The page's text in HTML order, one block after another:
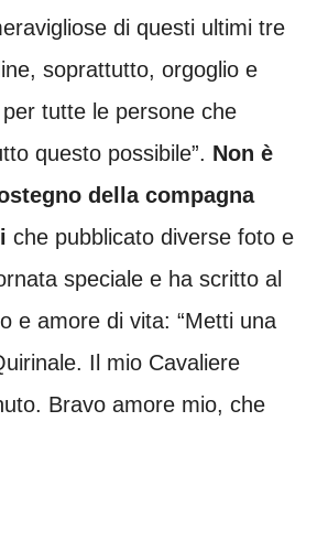
di questi ultimi tre
soprattutto, orgoglio e
tutte le persone che
questo possibile”. Non è
della compagna
che pubblicato diverse foto e
speciale e ha scritto al
e amore di vita: “Metti una
Il mio Cavaliere
Bravo amore mio, che